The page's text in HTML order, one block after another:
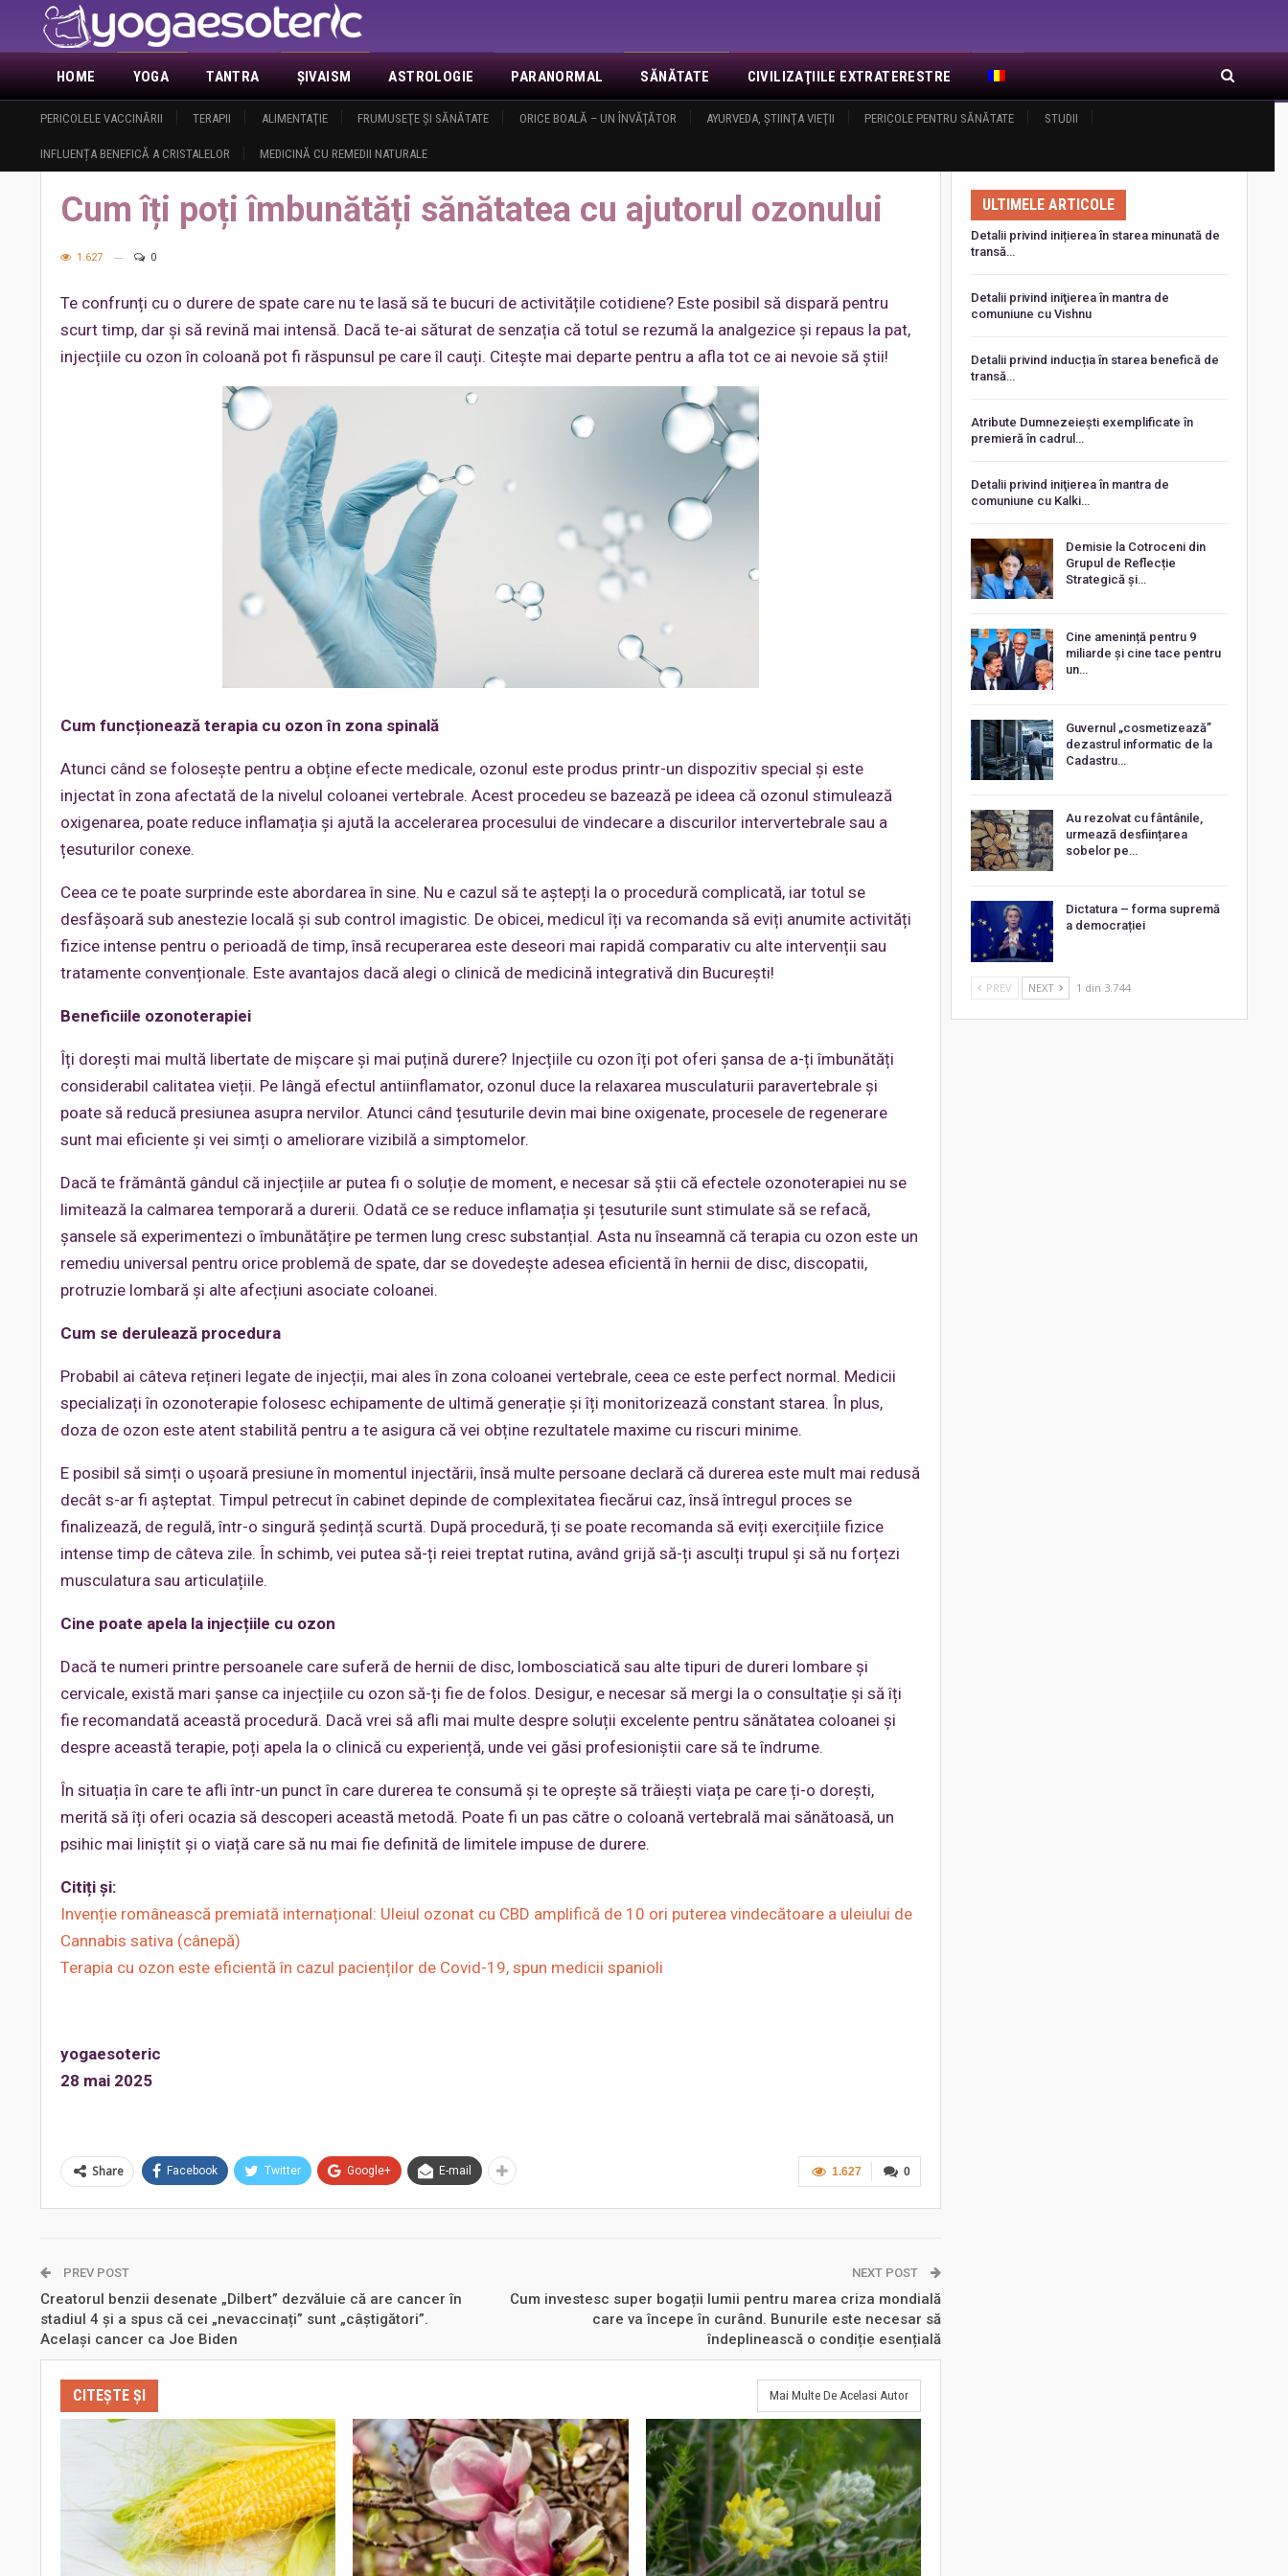
HOME
ACTUALITATE DEMASCAREA MASONERIEI ANUNŢURI DESPRE NOI EVENIMENTE REVELAŢII MISA CONTACT LOGIN ORA DE RĂSĂRIT ARTICOLE RECENTE
YOGA TANTRA ŞIVAISM ASTROLOGIE PARANORMAL SĂNĂTATE
PERICOLELE VACCINĂRII TERAPII ALIMENTAŢIE FRUMUSEŢE ŞI SĂNĂTATE ORICE BOALĂ – UN ÎNVĂŢĂTOR AYURVEDA, ŞTIINŢA VIEŢII PERICOLE PENTRU SĂNĂTATE STUDII
INFLUENȚA BENEFICĂ A CRISTALELOR MEDICINĂ CU REMEDII NATURALE
CIVILIZAŢIILE EXTRATERESTRE
Home Sănătate Terapii Cum îți poți îmbunătăți sănătatea cu ajutorul ozonului
Cum îți poți îmbunătăți sănătatea cu ajutorul ozonului
1.627 0
Te confrunți cu o durere de spate care nu te lasă să te bucuri de activitățile cotidiene? Este posibil să dispară pentru
scurt timp, dar și să revină mai intensă. Dacă te-ai săturat de senzația că totul se rezumă la analgezice și repaus la pat,
injecțiile cu ozon în coloană pot fi răspunsul pe care îl cauți. Citește mai departe pentru a afla tot ce ai nevoie să știi!
Cum funcționează terapia cu ozon în zona spinală
Atunci când se folosește pentru a obține efecte medicale, ozonul este produs printr-un dispozitiv special și este
injectat în zona afectată de la nivelul coloanei vertebrale. Acest procedeu se bazează pe ideea că ozonul stimulează
oxigenarea, poate reduce inflamația și ajută la accelerarea procesului de vindecare a discurilor intervertebrale sau a
țesuturilor conexe.
Ceea ce te poate surprinde este abordarea în sine. Nu e cazul să te aștepți la o procedură complicată, iar totul se
desfășoară sub anestezie locală și sub control imagistic. De obicei, medicul îți va recomanda să eviți anumite activități
fizice intense pentru o perioadă de timp, însă recuperarea este deseori mai rapidă comparativ cu alte intervenții sau
tratamente convenționale. Este avantajos dacă alegi o clinică de medicină integrativă din București!
Beneficiile ozonoterapiei
Îți dorești mai multă libertate de mișcare și mai puțină durere? Injecțiile cu ozon îți pot oferi șansa de a-ți îmbunătăți
considerabil calitatea vieții. Pe lângă efectul antiinflamator, ozonul duce la relaxarea musculaturii paravertebrale și
poate să reducă presiunea asupra nervilor. Atunci când țesuturile devin mai bine oxigenate, procesele de regenerare
sunt mai eficiente și vei simți o ameliorare vizibilă a simptomelor.
Dacă te frământă gândul că injecțiile ar putea fi o soluție de moment, e necesar să știi că efectele ozonoterapiei nu se
limitează la calmarea temporară a durerii. Odată ce se reduce inflamația și țesuturile sunt stimulate să se refacă,
șansele să experimentezi o îmbunătățire pe termen lung cresc substanțial. Asta nu înseamnă că terapia cu ozon este un
remediu universal pentru orice problemă de spate, dar se dovedește adesea eficientă în hernii de disc, discopatii,
protruzie lombară și alte afecțiuni asociate coloanei.
Cum se derulează procedura
Probabil ai câteva rețineri legate de injecții, mai ales în zona coloanei vertebrale, ceea ce este perfect normal. Medicii
specializați în ozonoterapie folosesc echipamente de ultimă generație și îți monitorizează constant starea. În plus,
doza de ozon este atent stabilită pentru a te asigura că vei obține rezultatele maxime cu riscuri minime.
E posibil să simți o ușoară presiune în momentul injectării, însă multe persoane declară că durerea este mult mai redusă
decât s-ar fi așteptat. Timpul petrecut în cabinet depinde de complexitatea fiecărui caz, însă întregul proces se
finalizează, de regulă, într-o singură ședință scurtă. După procedură, ți se poate recomanda să eviți exercițiile fizice
intense timp de câteva zile. În schimb, vei putea să-ți reiei treptat rutina, având grijă să-ți asculți trupul și să nu forțezi
musculatura sau articulațiile.
Cine poate apela la injecțiile cu ozon
Dacă te numeri printre persoanele care suferă de hernii de disc, lombosciatică sau alte tipuri de dureri lombare și
cervicale, există mari șanse ca injecțiile cu ozon să-ți fie de folos. Desigur, e necesar să mergi la o consultație și să îți
fie recomandată această procedură. Dacă vrei să afli mai multe despre soluții excelente pentru sănătatea coloanei și
despre această terapie, poți apela la o clinică cu experiență, unde vei găsi profesioniștii care să te îndrume.
În situația în care te afli într-un punct în care durerea te consumă și te oprește să trăiești viața pe care ți-o dorești,
merită să îți oferi ocazia să descoperi această metodă. Poate fi un pas către o coloană vertebrală mai sănătoasă, un
psihic mai liniștit și o viață care să nu mai fie definită de limitele impuse de durere.
Citiți și:
Invenție românească premiată internațional: Uleiul ozonat cu CBD amplifică de 10 ori puterea vindecătoare a uleiului de
Cannabis sativa (cânepă)
Terapia cu ozon este eficientă în cazul pacienților de Covid-19, spun medicii spanioli
yogaesoteric
28 mai 2025
0
1.627
Share Facebook Twitter Google+ E-mail
PREV POST
Creatorul benzii desenate „Dilbert” dezvăluie că are cancer în
stadiul 4 și a spus că cei „nevaccinați” sunt „câștigători”.
Același cancer ca Joe Biden
NEXT POST
Cum investesc super bogații lumii pentru marea criza mondială
care va începe în curând. Bunurile este necesar să
îndeplinească o condiție esențială
CITEȘTE ȘI Mai Multe De Acelasi Autor
ULTIMELE ARTICOLE
Detalii privind inițierea în starea minunată de
transă…
Detalii privind iniţierea în mantra de
comuniune cu Vishnu
Detalii privind inducția în starea benefică de
transă…
Atribute Dumnezeiești exemplificate în
premieră în cadrul…
Detalii privind iniţierea în mantra de
comuniune cu Kalki…
Demisie la Cotroceni din
Grupul de Reflecție
Strategică și…
Cine amenință pentru 9
miliarde și cine tace pentru
un…
Guvernul „cosmetizează”
dezastrul informatic de la
Cadastru…
Au rezolvat cu fântânile,
urmează desființarea
sobelor pe…
Dictatura – forma supremă
a democrației
PREV NEXT 1 din 3.744